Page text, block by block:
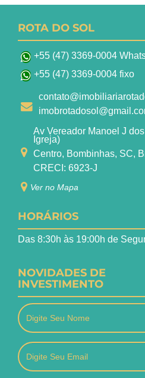
ROTA DO SOL
+55 (47) 3369-0004
+55 (47) 3369-0004 fixo
Av Vereador Manoel J
Igreja)
Centro, Bombinhas, SC,
CRECI: 6923-J
Ver no Mapa
HORÁRIOS
Das 8:30h às 19:00h de
NOVIDADES DE
INVESTIMENTO